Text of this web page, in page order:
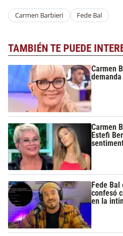
Carmen Barbieri Fede Bal
TAMBIÉN TE PUEDE
Carmen
Carmen
Estefi
Fede
confesó
en la